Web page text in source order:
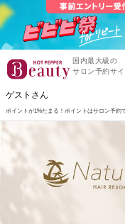
国内最大級の
サロン予約サイ
ゲストさん
ポイントが1%たまる！ ポイントはサロン予約